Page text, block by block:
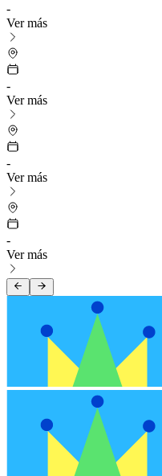
-
Ver más
-
Ver más
-
Ver más
-
Ver más